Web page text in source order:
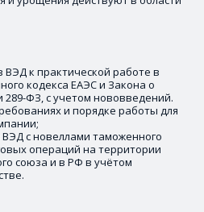
ВЭД к практической работе в
кодекса ЕАЭС и Закона о
ФЗ, с учетом нововведений.
и порядке работы для
с новеллами таможенного
операций на территории
союза и в РФ в учётом